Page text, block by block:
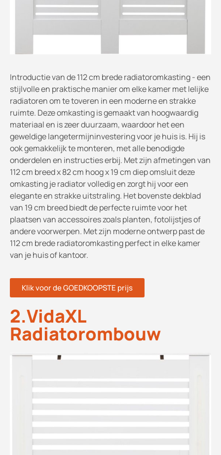
Introductie van de 112 cm brede radiatoromkasting - een
stijlvolle en praktische manier om elke kamer met lelijke
radiatoren om te toveren in een moderne en strakke
ruimte. Deze omkasting is gemaakt van hoogwaardig
materiaal en is zeer duurzaam, waardoor het een
geweldige langetermijninvestering voor je huis is. Hij is
ook gemakkelijk te monteren, met alle benodigde
onderdelen en instructies erbij. Met zijn afmetingen van
112 cm breed x 82 cm hoog x 19 cm diep omsluit deze
omkasting je radiator volledig en zorgt hij voor een
elegante en strakke uitstraling. Het bovenste dekblad
van 19 cm breed biedt de perfecte ruimte voor het
plaatsen van accessoires zoals planten, fotolijstjes of
andere voorwerpen. Met zijn moderne ontwerp past de
112 cm brede radiatoromkasting perfect in elke kamer
van je huis of kantoor.
Klik voor de GOEDKOOPSTE prijs
2.VidaXL
Radiatorombouw